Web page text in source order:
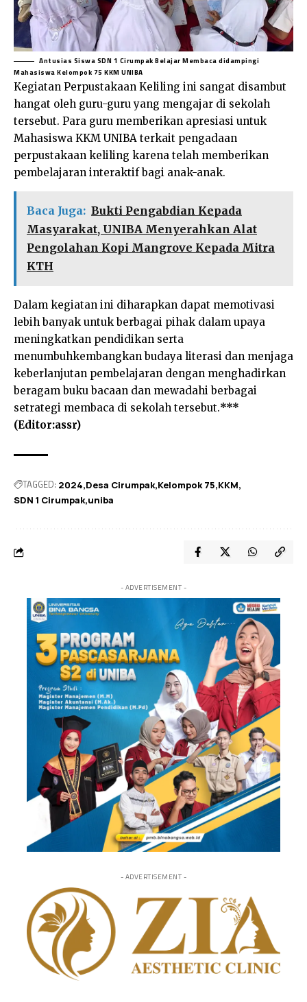
Antusias Siswa SDN 1 Cirumpak Belajar Membaca didampingi
Mahasiswa Kelompok 75 KKM UNIBA
Kegiatan Perpustakaan Keliling ini sangat disambut
hangat oleh guru-guru yang mengajar di sekolah
tersebut. Para guru memberikan apresiasi untuk
Mahasiswa KKM UNIBA terkait pengadaan
perpustakaan keliling karena telah memberikan
pembelajaran interaktif bagi anak-anak.
Baca Juga: Bukti Pengabdian Kepada
Masyarakat, UNIBA Menyerahkan Alat
Pengolahan Kopi Mangrove Kepada Mitra
KTH
Dalam kegiatan ini diharapkan dapat memotivasi
lebih banyak untuk berbagai pihak dalam upaya
meningkatkan pendidikan serta
menumbuhkembangkan budaya literasi dan menjaga
keberlanjutan pembelajaran dengan menghadirkan
beragam buku bacaan dan mewadahi berbagai
setrategi membaca di sekolah tersebut.***
(Editor:assr)
TAGGED: 2024 Desa Cirumpak Kelompok 75 KKM
SDN 1 Cirumpak uniba
- ADVERTISEMENT -
- ADVERTISEMENT -